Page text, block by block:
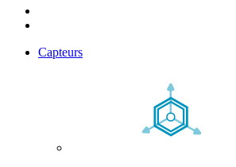
Capteurs